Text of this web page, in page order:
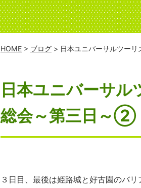
HOME > ブログ > 日本ユニバーサルツー
日本ユニバーサル
総会～第三日～②
３日目、最後は姫路城と好古園のバ